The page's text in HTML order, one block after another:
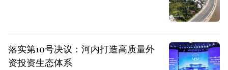
落实第10号决议：河内打造高质量外
资投资生态体系